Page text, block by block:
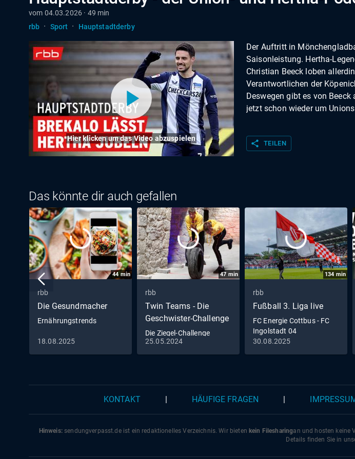
vom 04.03.2026 · 49 min
rbb · Sport · Hauptstadtderby
Hier klicken um das Video abzuspielen
Der Auftritt in
Saisonleistung. Hertha-
Christian Beeck loben
Verantwortlichen der
Deswegen gibt es von
jetzt schon wieder um
share TEILEN
Das könnte dir auch gefallen
44min
rbb
Die Gesundmacher
Ernährungstrends
18.08.2025
47 min
rbb
Twin Teams - Die
Geschwister-Challenge
Die Ziegel-Challenge
(S02/E07)
25.05.2024
134 min
rbb
Fußball 3. Liga live
FC Energie Cottbus - FC
Ingolstadt 04
30.08.2025
KONTAKT HÄUFIGE FRAGEN
Hinweis:sendungverpasst.deist ein redaktionelles Verzeichnis. Wir bieten kein Filesharingan und hosten keine
Details finden Sie in